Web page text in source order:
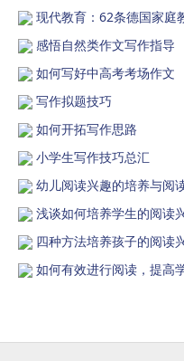
现代教育：62条德国家庭
感悟自然类作文写作指导
如何写好中高考考场作文
写作拟题技巧
如何开拓写作思路
小学生写作技巧总汇
幼儿阅读兴趣的培养与阅
浅谈如何培养学生的阅读
四种方法培养孩子的阅读
如何有效进行阅读，提高